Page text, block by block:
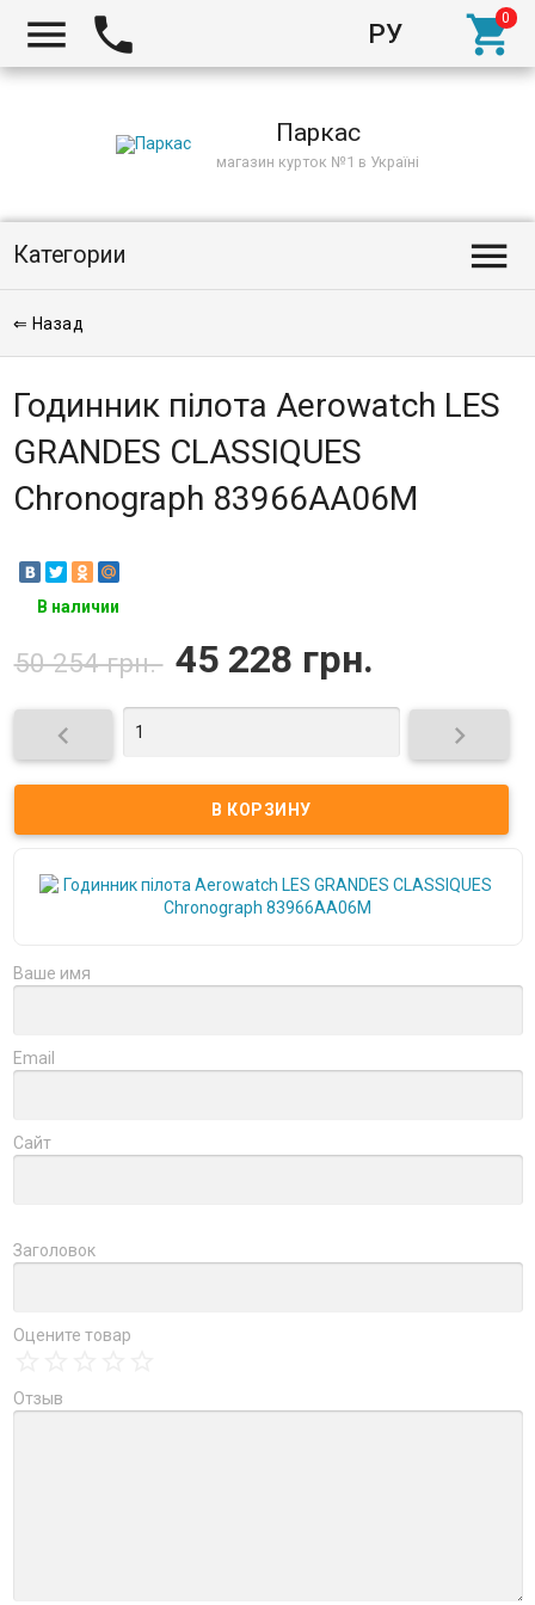
РУ
  
Паркас
магазин курток №1 в Україні
Категории 
⇐ Назад
Годинник пілота Aerowatch LES
GRANDES CLASSIQUES
Chronograph 83966AA06M
В наличии
50 254 грн. 45 228 грн.
 
Ваше имя
Email
Сайт
Заголовок
Оцените товар
Отзыв